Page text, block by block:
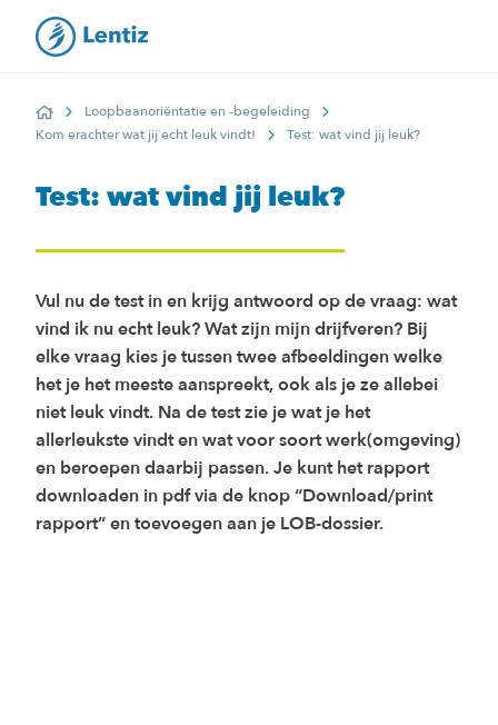
HomeLoopbaanoriëntatie en -begeleiding
Kom erachter wat jij echt leuk vindt!
Test: wat vind jij leuk?
Test: wat vind jij leuk?
Vul nu de test in en krijg antwoord op de vraag: wat
vind ik nu echt leuk? Wat zijn mijn drijfveren? Bij
elke vraag kies je tussen twee afbeeldingen welke
het je het meeste aanspreekt, ook als je ze allebei
niet leuk vindt. Na de test zie je wat je het
allerleukste vindt en wat voor soort werk(omgeving)
en beroepen daarbij passen. Je kunt het rapport
downloaden in pdf via de knop “Download/print
rapport” en toevoegen aan je LOB-dossier.